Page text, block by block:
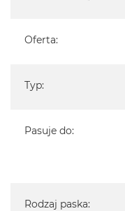
r
o
k
5
Oferta:
Typ:
Pasuje do:
Rodzaj paska: